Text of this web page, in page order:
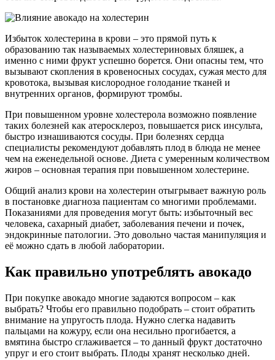
Избыток холестерина в крови – это прямой путь к
образованию так называемых холестериновых бляшек, а
именно с ними фрукт успешно борется. Они опасны тем, что
вызывают скопления в кровеносных сосудах, сужая место для
кровотока, вызывая кислородное голодание тканей и
внутренних органов, формируют тромбы.
При повышенном уровне холестерола возможно появление
таких болезней как атеросклероз, повышается риск инсульта,
быстро изнашиваются сосуды. При болезнях сердца
специалисты рекомендуют добавлять плод в блюда не менее
чем на еженедельной основе. Диета с умеренным количеством
жиров – основная терапия при повышенном холестерине.
Общий анализ крови на холестерин отыгрывает важную роль
в постановке диагноза пациентам со многими проблемами.
Показаниями для проведения могут быть: избыточный вес
человека, сахарный диабет, заболевания печени и почек,
эндокринные патологии. Это довольно частая манипуляция и
её можно сдать в любой лаборатории.
Как правильно употреблять авокадо
При покупке авокадо многие задаются вопросом – как
выбрать? Чтобы его правильно подобрать – стоит обратить
внимание на упругость плода. Нужно слегка надавить
пальцами на кожуру, если она несильно прогибается, а
вмятина быстро сглаживается – то данный фрукт достаточно
упруг и его стоит выбрать. Плоды хранят несколько дней.